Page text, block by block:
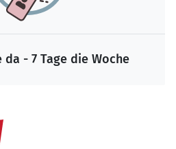
- 7 Tage die Woche